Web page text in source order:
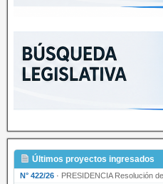
Últimos proyectos ingresados
N° 422/26 · PRESIDENCIA Resolución de